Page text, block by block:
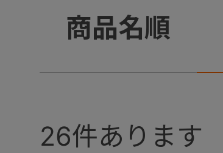
商品名順
26件あります